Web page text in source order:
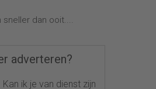
sneller dan ooit....
adverteren?
Kan ik je van dienst zijn